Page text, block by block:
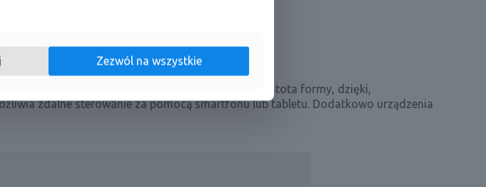
oraz atrakcyjnej ceny. Urządzenia cechuje prostota formy, dzięki,
zdalne sterowanie za pomocą smartfonu lub tabletu. Dodatkowo urządzenia
Zezwól na wszystkie